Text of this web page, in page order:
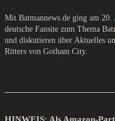
Mit Batmannews.de ging am
deutsche Fansite zum Thema
und diskutieren über Aktuelles
Ritters von Gotham City.